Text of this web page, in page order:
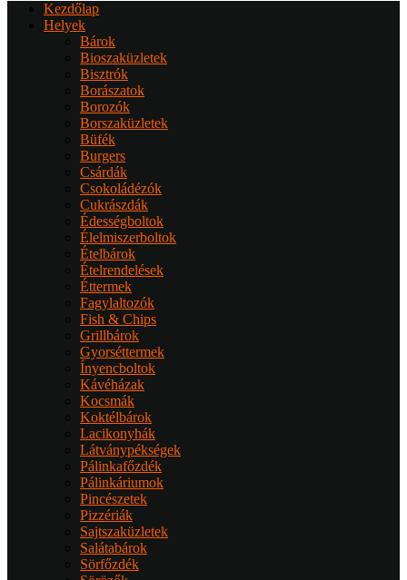
Kezdőlap
Helyek
Bárok
Bioszaküzletek
Bisztrók
Borászatok
Borozók
Borszaküzletek
Büfék
Burgers
Csárdák
Csokoládézók
Cukrászdák
Édességboltok
Élelmiszerboltok
Ételbárok
Ételrendelések
Éttermek
Fagylaltozók
Fish & Chips
Grillbárok
Gyorséttermek
Ínyencboltok
Kávéházak
Kocsmák
Koktélbárok
Lacikonyhák
Látványpékségek
Pálinkafőzdék
Pálinkáriumok
Pincészetek
Pizzériák
Sajtszaküzletek
Salátabárok
Sörfőzdék